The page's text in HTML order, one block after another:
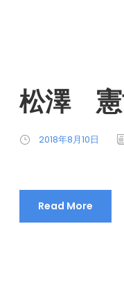
松澤 憲
2018年8月10日
Read More